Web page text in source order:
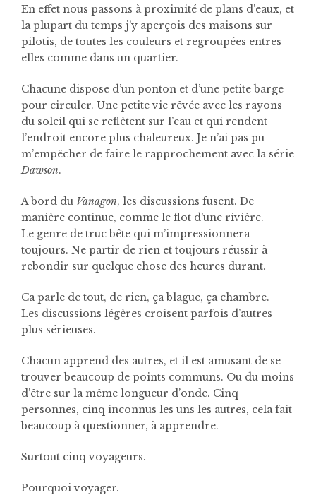
En effet nous passons à proximité de plans d’eaux, et
la plupart du temps j’y aperçois des maisons sur
pilotis, de toutes les couleurs et regroupées entres
elles comme dans un quartier.
Chacune dispose d’un ponton et d’une petite barge
pour circuler. Une petite vie rêvée avec les rayons
du soleil qui se reflètent sur l’eau et qui rendent
l’endroit encore plus chaleureux. Je n’ai pas pu
m’empêcher de faire le rapprochement avec la série
Dawson.
A bord du Vanagon, les discussions fusent. De
manière continue, comme le flot d’une rivière.
Le genre de truc bête qui m’impressionnera
toujours. Ne partir de rien et toujours réussir à
rebondir sur quelque chose des heures durant.
Ca parle de tout, de rien, ça blague, ça chambre.
Les discussions légères croisent parfois d’autres
plus sérieuses.
Chacun apprend des autres, et il est amusant de se
trouver beaucoup de points communs. Ou du moins
d’être sur la même longueur d’onde. Cinq
personnes, cinq inconnus les uns les autres, cela fait
beaucoup à questionner, à apprendre.
Surtout cinq voyageurs.
Pourquoi voyager.